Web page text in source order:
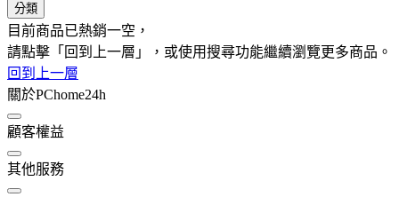
分類
目前商品已熱銷一空，
請點擊「回到上一層」，或使用搜尋功能繼續瀏覽更多商品。
回到上一層
關於PChome24h
顧客權益
其他服務